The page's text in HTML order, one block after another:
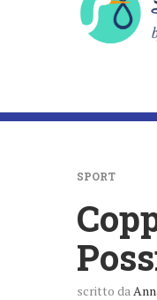
SPORT
scritto da